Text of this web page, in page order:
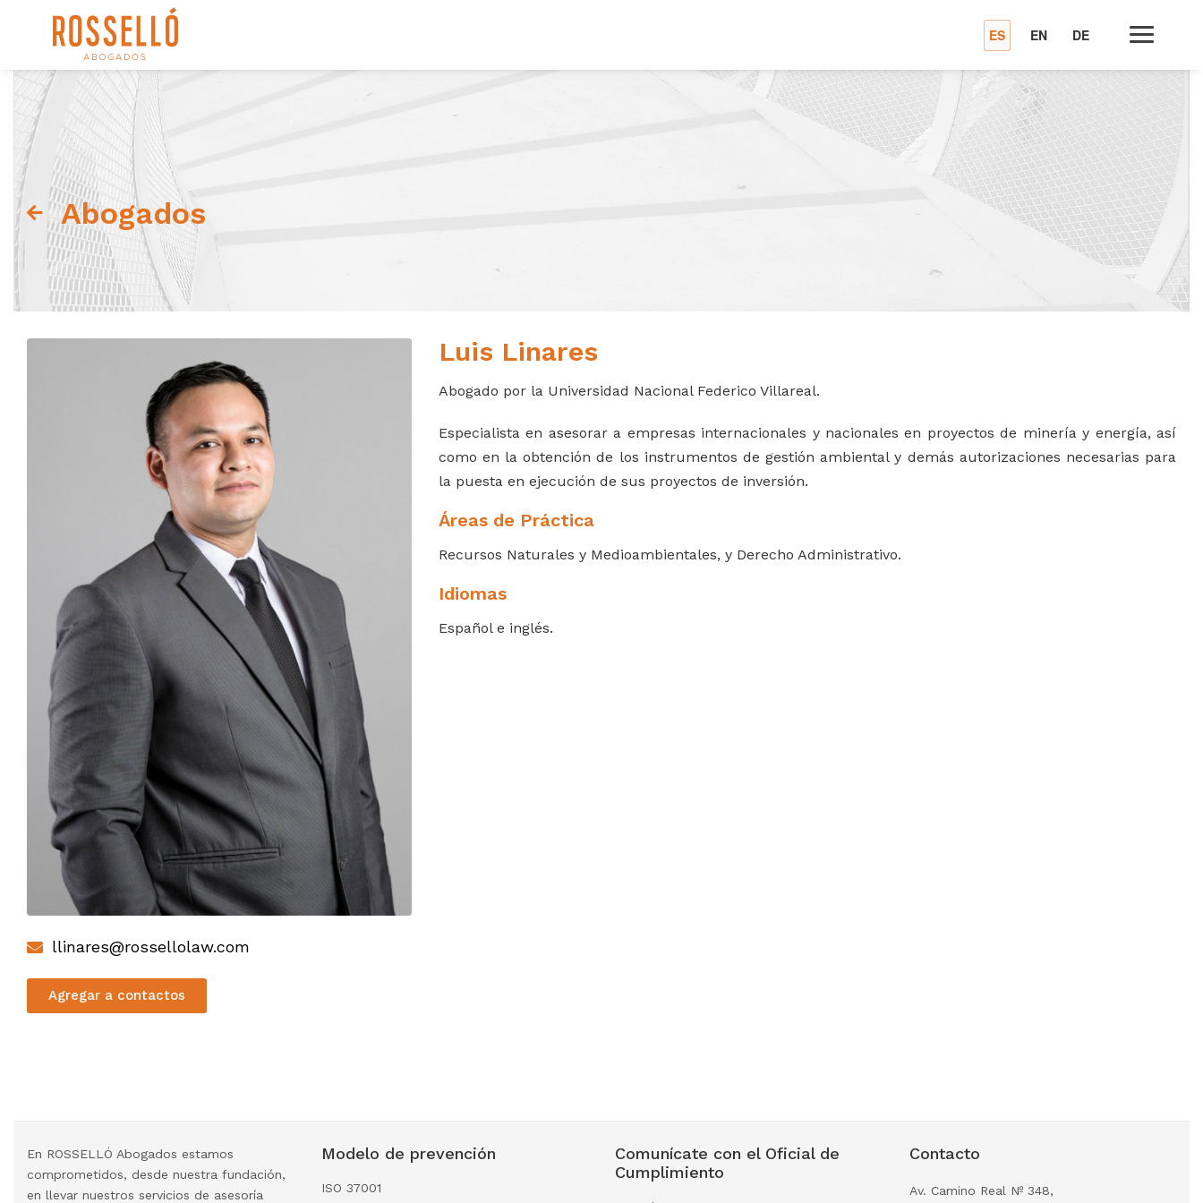
ES EN DE
Abogados
llinares@rossellolaw.com
Agregar a contactos
Luis Linares
Abogado por la Universidad Nacional Federico Villareal.
Especialista en asesorar a empresas internacionales y nacionales en proyectos de minería y energía, así
como en la obtención de los instrumentos de gestión ambiental y demás autorizaciones necesarias para
la puesta en ejecución de sus proyectos de inversión.
Áreas de Práctica
Recursos Naturales y Medioambientales, y Derecho Administrativo.
Idiomas
Español e inglés.
En ROSSELLÓ Abogados estamos
comprometidos, desde nuestra fundación,
en llevar nuestros servicios de asesoría
Modelo de prevención
ISO 37001
Comunícate con el Oficial de
Cumplimiento
Contacto
Av. Camino Real Nº 348,